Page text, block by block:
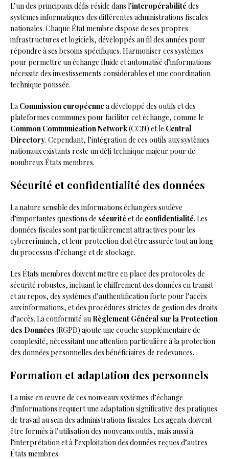
L’un des principaux défis réside dans l’interopérabilité des
systèmes informatiques des différentes administrations fiscales
nationales. Chaque État membre dispose de ses propres
infrastructures et logiciels, développés au fil des années pour
répondre à ses besoins spécifiques. Harmoniser ces systèmes
pour permettre un échange fluide et automatisé d’informations
nécessite des investissements considérables et une coordination
technique poussée.
La Commission européenne a développé des outils et des
plateformes communes pour faciliter cet échange, comme le
Common Communication Network(CCN) et le Central
Directory. Cependant, l’intégration de ces outils aux systèmes
nationaux existants reste un défi technique majeur pour de
nombreux États membres.
Sécurité et confidentialité des données
La nature sensible des informations échangées soulève
d’importantes questions de sécurité et de confidentialité. Les
données fiscales sont particulièrement attractives pour les
cybercriminels, et leur protection doit être assurée tout au long
du processus d’échange et de stockage.
Les États membres doivent mettre en place des protocoles de
sécurité robustes, incluant le chiffrement des données en transit
et au repos, des systèmes d’authentification forte pour l’accès
aux informations, et des procédures strictes de gestion des droits
d’accès. La conformité au Règlement Général sur la Protection
des Données (RGPD) ajoute une couche supplémentaire de
complexité, nécessitant une attention particulière à la protection
des données personnelles des bénéficiaires de redevances.
Formation et adaptation des personnels
La mise en œuvre de ces nouveaux systèmes d’échange
d’informations requiert une adaptation significative des pratiques
de travail au sein des administrations fiscales. Les agents doivent
être formés à l’utilisation des nouveaux outils, mais aussi à
l’interprétation et à l’exploitation des données reçues d’autres
États membres.